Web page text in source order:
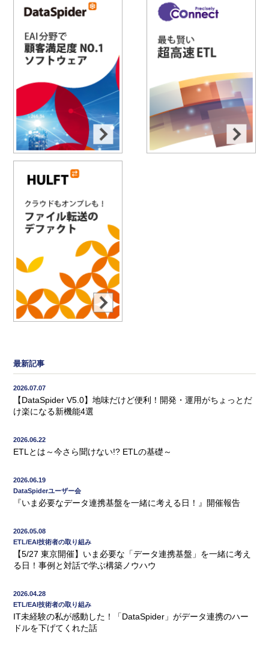
最新記事
2026.07.07
【DataSpider V5.0】地味だけど便利！開発・運用がちょっとだ
け楽になる新機能4選
2026.06.22
ETLとは～今さら聞けない!? ETLの基礎～
2026.06.19
DataSpiderユーザー会
『いま必要なデータ連携基盤を一緒に考える日！』開催報告
2026.05.08
ETL/EAI技術者の取り組み
【5/27 東京開催】いま必要な「データ連携基盤」を一緒に考え
る日！事例と対話で学ぶ構築ノウハウ
2026.04.28
ETL/EAI技術者の取り組み
IT未経験の私が感動した！「DataSpider」がデータ連携のハー
ドルを下げてくれた話